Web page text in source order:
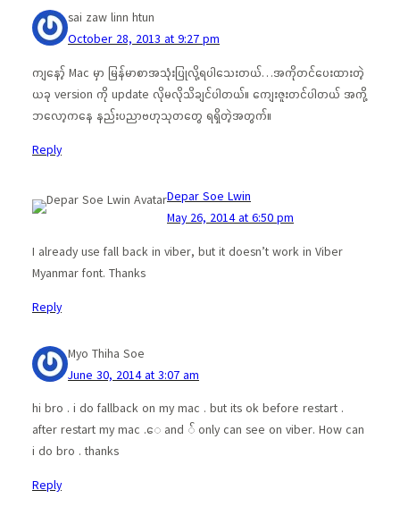
sai zaw linn htun
October 28, 2013 at 9:27 pm
ကျနော့် Mac မှာ မြန်မာစာအသုံးပြုလို့ရပါသေးတယ်…အကိုတင်ပေးထားတဲ့
ယခု version ကို update လိုမလိုသိချင်ပါတယ်။ ကျေးဇူးတင်ပါတယ် အကို့
ဘလော့ကနေ နည်းပညာဗဟုသုတတွေ ရရှိတဲ့အတွက်။
Reply
Depar Soe Lwin
May 26, 2014 at 6:50 pm
I already use fall back in viber, but it doesn’t work in Viber
Myanmar font. Thanks
Reply
Myo Thiha Soe
June 30, 2014 at 3:07 am
hi bro . i do fallback on my mac . but its ok before restart .
after restart my mac .ေ and ် only can see on viber. How can
i do bro . thanks
Reply